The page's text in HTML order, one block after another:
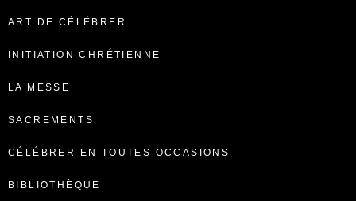
ART DE CÉLÉBRER
INITIATION CHRÉTIENNE
LA MESSE
SACREMENTS
CÉLÉBRER EN TOUTES OCCASIONS
BIBLIOTHÈQUE